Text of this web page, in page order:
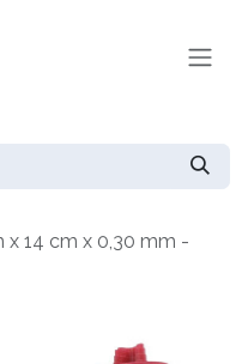
x 14 cm x 0,30 mm -